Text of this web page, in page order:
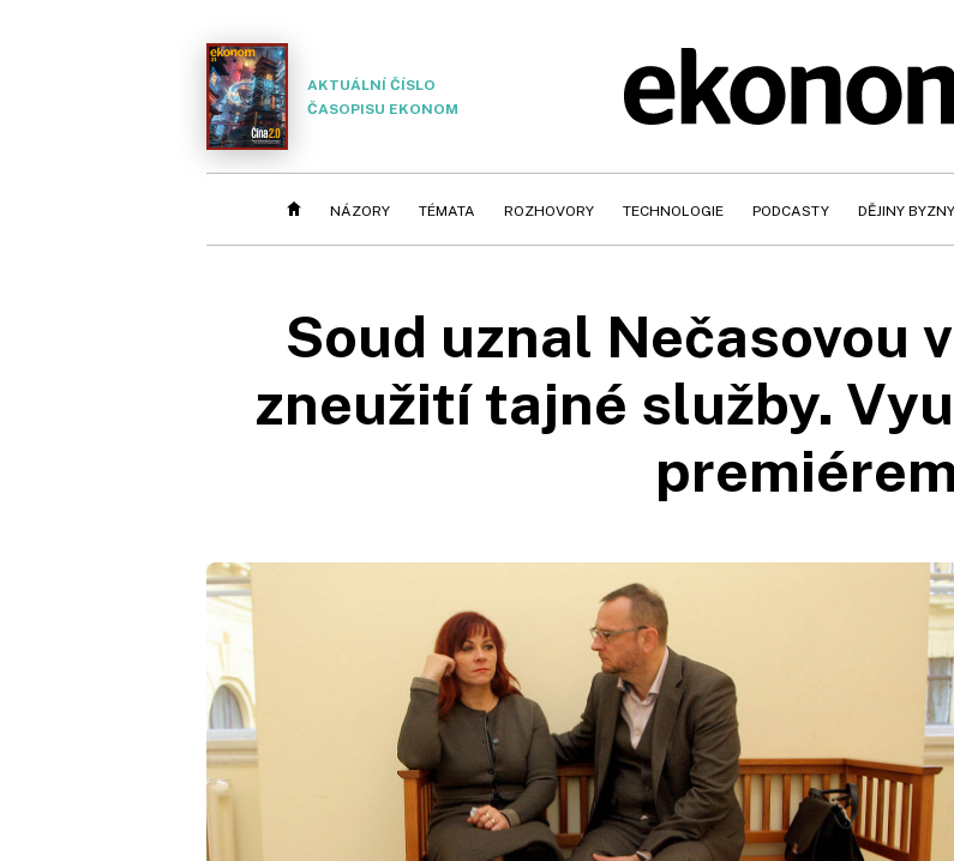
AKTUÁLNÍ ČÍSLO
ČASOPISU EKONOM
NÁZORY TÉMATA ROZHOVORY TECHNOLOGIE PODCASTY DĚJINY
Soud uznal Nečasovou
zneužití tajné služby.